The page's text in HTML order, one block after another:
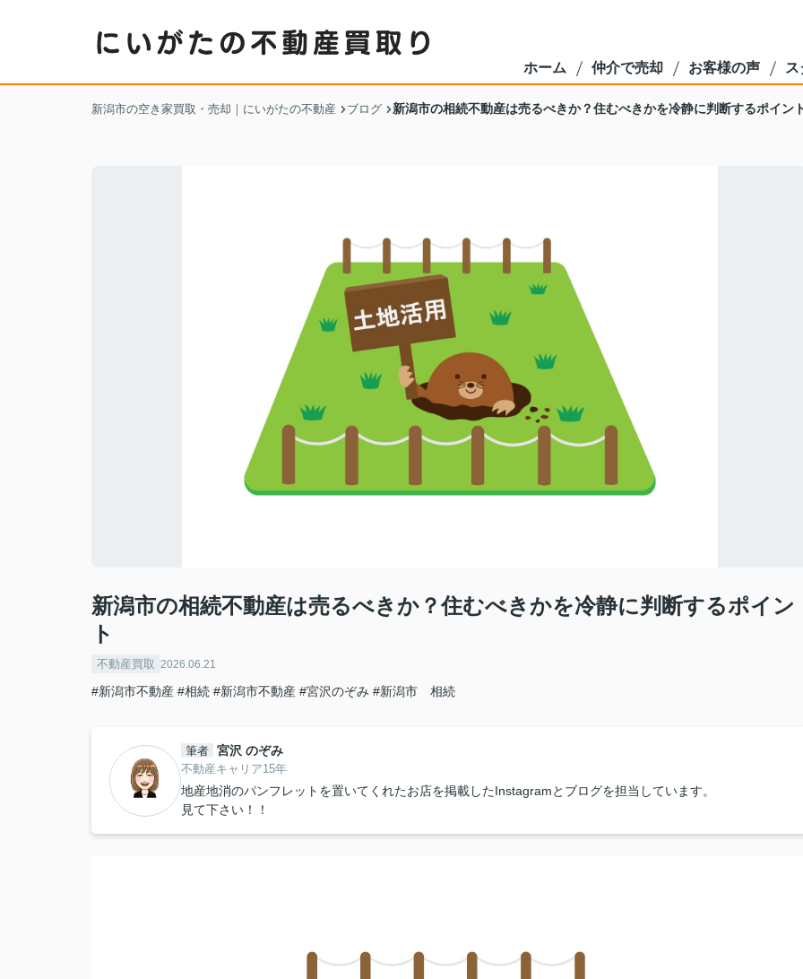
ホーム 仲介で売却 お客様の声
新潟市の空き家買取・売却｜にいがたの不動産 ブログ 新潟市の相続不動産は売るべきか？住むべきかを冷静に判断するポイン
新潟市の相続不動産は売るべきか？住むべきかを冷静に判断するポイン
ト
不動産買取 2026.06.21
#新潟市不動産 #相続 #新潟市不動産 #宮沢のぞみ #新潟市 相続
筆者 宮沢 のぞみ
不動産キャリア15年
地産地消のパンフレットを置いてくれたお店を掲載したInstagramとブログを担当しています。
見て下さい！！